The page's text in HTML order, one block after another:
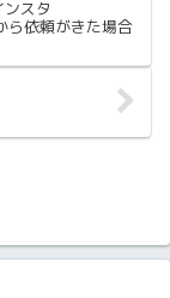
スタ
ら依頼がきた場合